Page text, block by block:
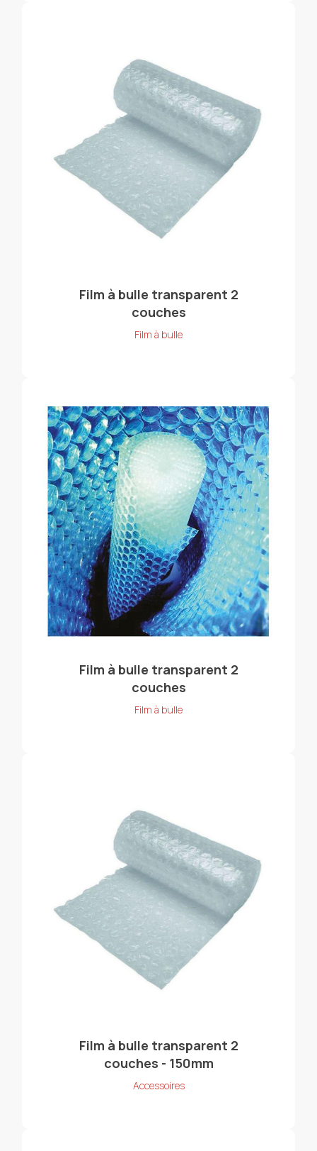
Film à bulle transparent 2
couches
Film à bulle
Film à bulle transparent 2
couches
Film à bulle
Film à bulle transparent 2
couches - 150mm
Accessoires